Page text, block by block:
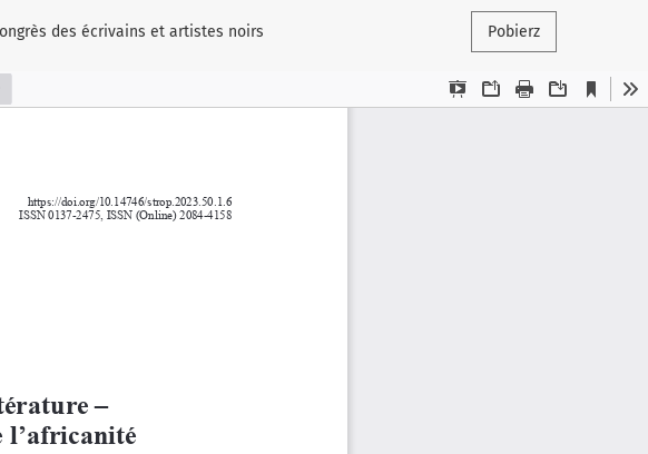
des écrivains et artistes noirs
Pobierz